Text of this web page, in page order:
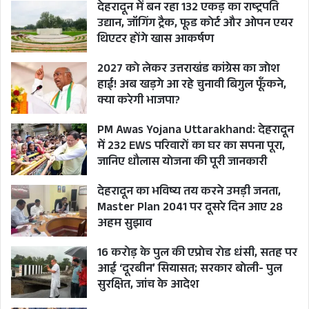
देहरादून में बन रहा 132 एकड़ का राष्ट्रपति
उद्यान, जॉगिंग ट्रैक, फूड कोर्ट और ओपन एयर
थिएटर होंगे खास आकर्षण
2027 को लेकर उत्तराखंड कांग्रेस का जोश
हाई! अब खड़गे आ रहे चुनावी बिगुल फूँकने,
क्या करेगी भाजपा?
PM Awas Yojana Uttarakhand: देहरादून
में 232 EWS परिवारों का घर का सपना पूरा,
जानिए धौलास योजना की पूरी जानकारी
देहरादून का भविष्य तय करने उमड़ी जनता,
Master Plan 2041 पर दूसरे दिन आए 28
अहम सुझाव
16 करोड़ के पुल की एप्रोच रोड धंसी, सतह पर
आई ‘दूरबीन’ सियासत; सरकार बोली- पुल
सुरक्षित, जांच के आदेश